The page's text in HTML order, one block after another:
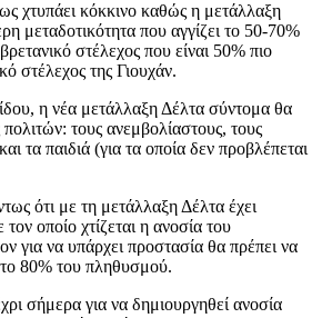
χτυπάει κόκκινο καθώς η μετάλλαξη
μεταδοτικότητα που αγγίζει το 50-70%
στέλεχος που είναι 50% πιο
στέλεχος της Γιουχάν.
η νέα μετάλλαξη Δέλτα σύντομα θα
πολιτών: τους ανεμβολίαστους, τους
τα παιδιά (για τα οποία δεν προβλέπεται
ότι με τη μετάλλαξη Δέλτα έχει
οποίο χτίζεται η ανοσία του
για να υπάρχει προστασία θα πρέπει να
80% του πληθυσμού.
σήμερα για να δημιουργηθεί ανοσία